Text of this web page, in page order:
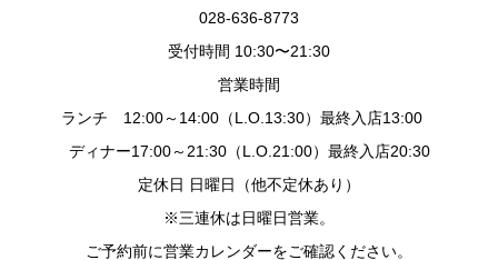
028-636-8773
受付時間 10:30〜21:30
営業時間
ランチ 12:00～14:00（L.O.13:30）最終入店13:00
ディナー17:00～21:30（L.O.21:00）最終入店20:30
定休日 日曜日（他不定休あり）
※三連休は日曜日営業。
ご予約前に営業カレンダーをご確認ください。